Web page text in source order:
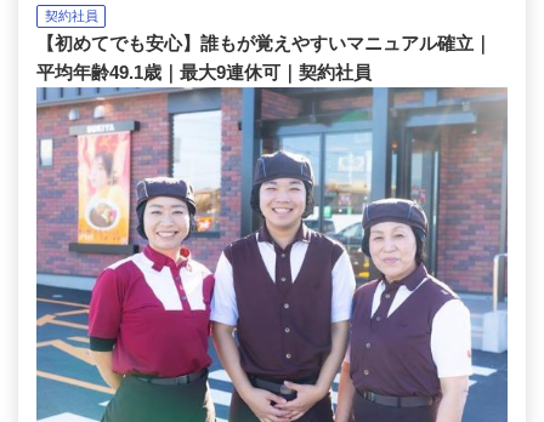
契約社員
【初めてでも安心】誰もが覚えやすいマニュアル確立｜
平均年齢49.1歳｜最大9連休可｜契約社員